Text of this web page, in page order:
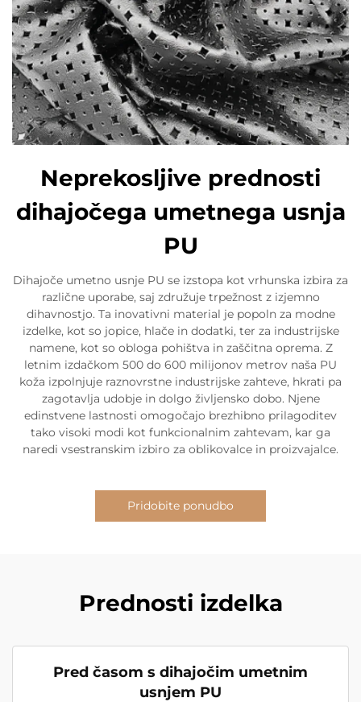
Neprekosljive prednosti
dihajočega umetnega usnja
PU
Dihajoče umetno usnje PU se izstopa kot vrhunska izbira za
različne uporabe, saj združuje trpežnost z izjemno
dihavnostjo. Ta inovativni material je popoln za modne
izdelke, kot so jopice, hlače in dodatki, ter za industrijske
namene, kot so obloga pohištva in zaščitna oprema. Z
letnim izdačkom 500 do 600 milijonov metrov naša PU
koža izpolnjuje raznovrstne industrijske zahteve, hkrati pa
zagotavlja udobje in dolgo življensko dobo. Njene
edinstvene lastnosti omogočajo brezhibno prilagoditev
tako visoki modi kot funkcionalnim zahtevam, kar ga
naredi vsestranskim izbiro za oblikovalce in proizvajalce.
Pridobite ponudbo
Prednosti izdelka
Pred časom s dihajočim umetnim
usnjem PU